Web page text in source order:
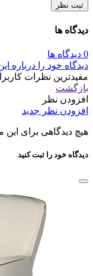
ثبت نظر
دیدگاه ها
0 دیدگاه ها
دیدگاه خود را درباره
مفیدترین نظرات
بازگشت
افزودن نظر
افزودن نظر جدید
هیچ دیدگاهی برای
دیدگاه خود را ثبت کنید